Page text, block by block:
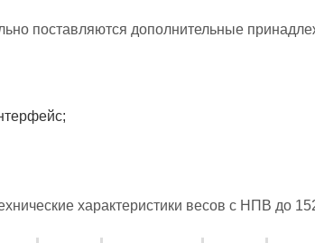
поставляются дополнительные
характеристики весов с НПВ до